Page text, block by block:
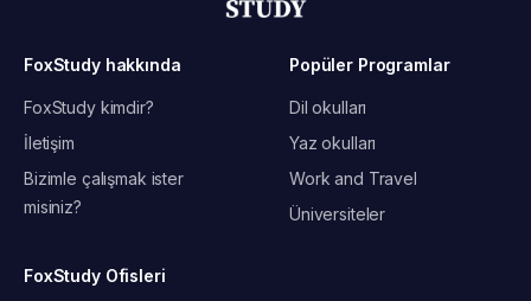
FoxStudy hakkında
FoxStudy kimdir?
İletişim
Bizimle çalışmak ister
misiniz?
Popüler Programlar
Dil okulları
Yaz okulları
Work and Travel
Üniversiteler
FoxStudy Ofisleri